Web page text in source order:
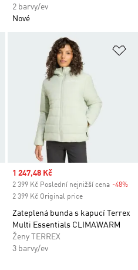
2 barvy/ev
Nové
Přidat do seznamu přání
Sale price
1 247,48 Kč
2 399 Kč Poslední nejnižší cena -48%
2 399 Kč Original price
Zateplená bunda s kapucí Terrex
Multi Essentials CLIMAWARM
Ženy TERREX
3 barvy/ev